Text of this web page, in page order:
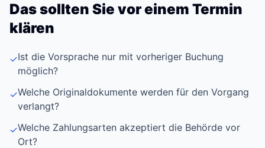
Das sollten Sie vor einem Termin
klären
✓Ist die Vorsprache nur mit vorheriger Buchung
möglich?
✓Welche Originaldokumente werden für den Vorgang
verlangt?
✓Welche Zahlungsarten akzeptiert die Behörde vor
Ort?